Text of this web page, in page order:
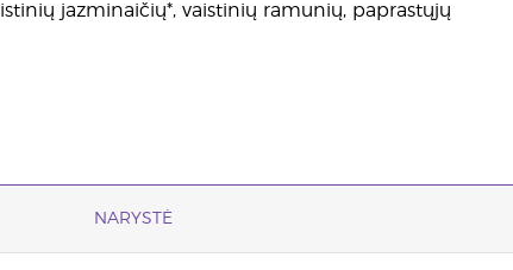
jazminaičių*, vaistinių ramunių, paprastųjų
NARYSTĖ